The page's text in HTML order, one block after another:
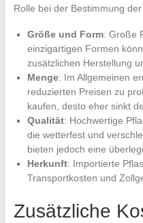
Rolle bei der Bestimmung der
Größe und Form: Große
einzigartigen Formen
zusätzlichen Herstellung
Menge: Im Allgemeinen
reduzierten Preisen zu
kaufen, desto eher sinkt
Qualität: Hochwertige
die wetterfest und
bieten jedoch eine
Herkunft: Importierte
Transportkosten und
Zusätzliche